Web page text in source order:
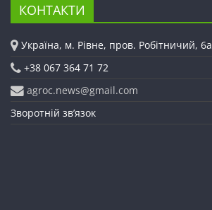
КОНТАКТИ
Україна, м. Рівне, пров. Робітничий, 6а
+38 067 364 71 72
agroc.news@gmail.com
Зворотній зв’язок